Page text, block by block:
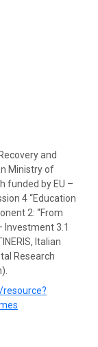
and
Ministry of
funded by EU –
4 “Education
2: “From
Investment 3.1
Italian
Research